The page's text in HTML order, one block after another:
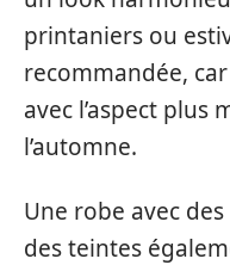
printaniers ou
recommandée,
avec l’aspect plus
l’automne.
Une robe avec
des teintes